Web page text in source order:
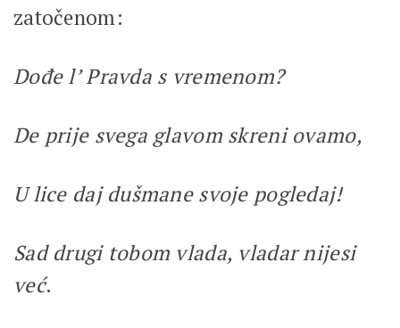
zatočenom:
Dođe l’ Pravda s vremenom?
De prije svega glavom skreni ovamo,
U lice daj dušmane svoje pogledaj!
Sad drugi tobom vlada, vladar nijesi
već.